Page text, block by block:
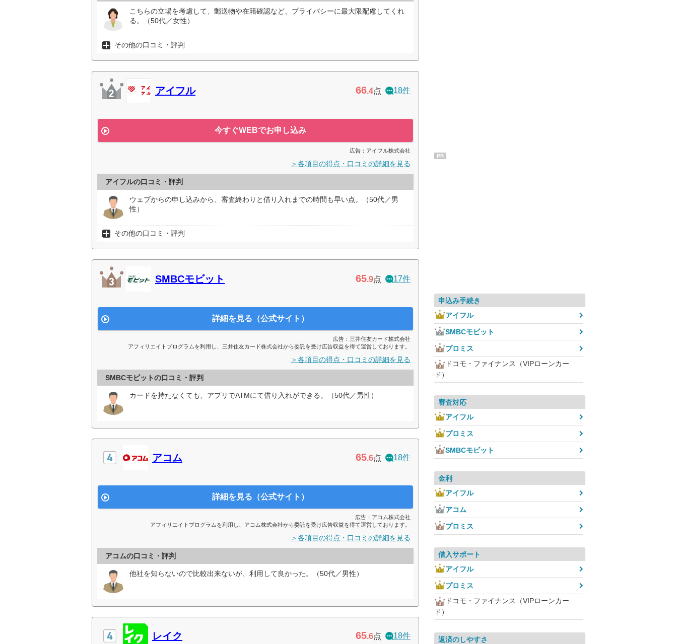
こちらの立場を考慮して、郵送物や在籍確認など、プライバシーに最大限配慮してくれ
る。（50代／女性）
その他の口コミ・評判
アイフル 66.4点 18件
今すぐWEBでお申し込み
広告：アイフル株式会社
＞各項目の得点・口コミの詳細を見る
アイフルの口コミ・評判
ウェブからの申し込みから、審査終わりと借り入れまでの時間も早い点。（50代／男
性）
その他の口コミ・評判
SMBCモビット 65.9点 17件
詳細を見る（公式サイト）
広告：三井住友カード株式会社
アフィリエイトプログラムを利用し、三井住友カード株式会社から委託を受け広告収益を得て運営しております。
＞各項目の得点・口コミの詳細を見る
SMBCモビットの口コミ・評判
カードを持たなくても、アプリでATMにて借り入れができる。（50代／男性）
アコム 65.6点 18件
詳細を見る（公式サイト）
広告：アコム株式会社
アフィリエイトプログラムを利用し、アコム株式会社から委託を受け広告収益を得て運営しております。
＞各項目の得点・口コミの詳細を見る
アコムの口コミ・評判
他社を知らないので比較出来ないが、利用して良かった。（50代／男性）
レイク 65.6点 18件
PR
申込み手続き
アイフル
SMBCモビット
プロミス
ドコモ・ファイナンス（VIPローンカー
ド）
審査対応
アイフル
プロミス
SMBCモビット
金利
アイフル
アコム
プロミス
借入サポート
アイフル
プロミス
ドコモ・ファイナンス（VIPローンカー
ド）
返済のしやすさ